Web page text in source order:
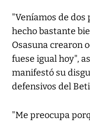
"Veníamos de dos
hecho bastante
Osasuna crearon
fuese igual hoy",
manifestó su
defensivos del
"Me preocupa